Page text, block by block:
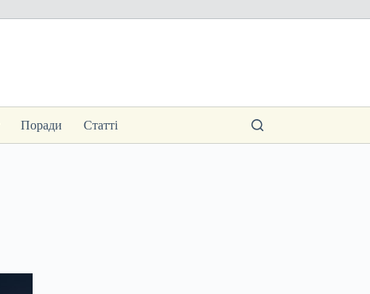
Поради Статті